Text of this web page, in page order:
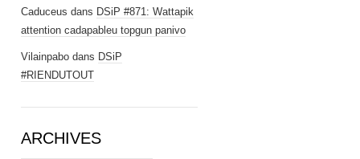
Caduceus dans DSiP #871: Wattapik
attention cadapableu topgun panivo
Vilainpabo dans DSiP
#RIENDUTOUT
ARCHIVES